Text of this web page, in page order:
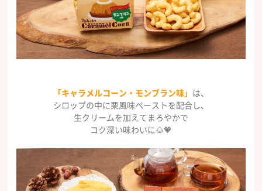
「キャラメルコーン・モンブラン味」 は、
シロップの中に栗風味ペーストを配合し、
生クリームを加えてまろやかで
コク深い味わいに🌰🧡